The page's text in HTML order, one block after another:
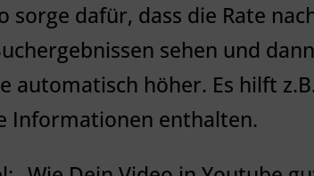
sorge dafür, dass die Rate
sehen und
automatisch höher. Es hilft
Informationen enthalten.